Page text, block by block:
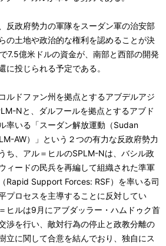
反政府勢力の軍隊をスーダン軍の治安部
の土地や政治的な権利を認めることが決
7.5億米ドルの資金が、南部と西部の開発
に投じられる予定である。
ルドファン州を拠点とするアブデルアジ
Nと、ダルフールを拠点とするアブド
率いる「スーダン解放運動（Sudan
AW）」という２つの有力な反政府勢力
ち、アル＝ヒルのSPLM-Nは、バシル政
ィードの民兵を再編して組織された準軍
Rapid Support Forces: RSF）を率いる司
プロセスを主導することに反対してい
ヒルは9月にアブダッラー・ハムドゥク首
渉を行い、敵対行為の停止と政教分離の
立に関して合意を結んでおり、独自にス